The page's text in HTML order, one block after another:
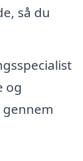
så du
og